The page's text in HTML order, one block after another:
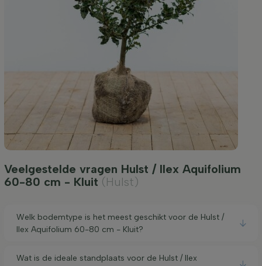
Veelgestelde vragen Hulst / Ilex Aquifolium
60-80 cm - Kluit (Hulst)
Welk bodemtype is het meest geschikt voor de Hulst /
Ilex Aquifolium 60-80 cm - Kluit?
Wat is de ideale standplaats voor de Hulst / Ilex